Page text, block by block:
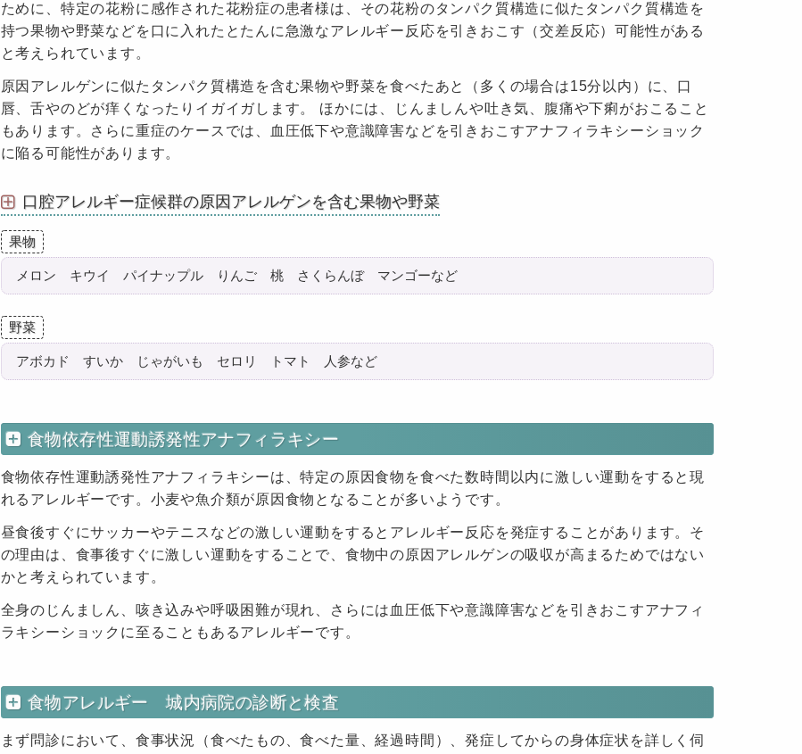
ために、特定の花粉に感作された花粉症の患者様は、その花粉のタンパク質構造に似たタンパク質構造を
持つ果物や野菜などを口に入れたとたんに急激なアレルギー反応を引きおこす（交差反応）可能性がある
と考えられています。
原因アレルゲンに似たタンパク質構造を含む果物や野菜を食べたあと（多くの場合は15分以内）に、口
唇、舌やのどが痒くなったりイガイガします。 ほかには、じんましんや吐き気、腹痛や下痢がおこること
もあります。さらに重症のケースでは、血圧低下や意識障害などを引きおこすアナフィラキシーショック
に陥る可能性があります。
口腔アレルギー症候群の原因アレルゲンを含む果物や野菜
果物
メロン キウイ パイナップル りんご 桃 さくらんぼ マンゴーなど
野菜
アボカド すいか じゃがいも セロリ トマト 人参など
食物依存性運動誘発性アナフィラキシー
食物依存性運動誘発性アナフィラキシーは、特定の原因食物を食べた数時間以内に激しい運動をすると現
れるアレルギーです。小麦や魚介類が原因食物となることが多いようです。
昼食後すぐにサッカーやテニスなどの激しい運動をするとアレルギー反応を発症することがあります。そ
の理由は、食事後すぐに激しい運動をすることで、食物中の原因アレルゲンの吸収が高まるためではない
かと考えられています。
全身のじんましん、咳き込みや呼吸困難が現れ、さらには血圧低下や意識障害などを引きおこすアナフィ
ラキシーショックに至ることもあるアレルギーです。
食物アレルギー 城内病院の診断と検査
まず問診において、食事状況（食べたもの、食べた量、経過時間）、発症してからの身体症状を詳しく伺